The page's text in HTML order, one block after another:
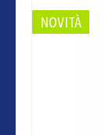
NOVITÀ